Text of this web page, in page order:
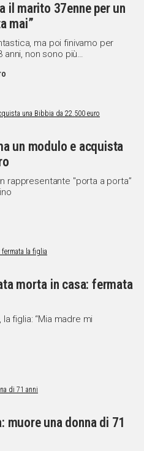
il marito 37enne per un
mai”
ma poi finivamo per
anni, non sono più
il proprio partner”
un modulo e acquista
rappresentante "porta a porta”
morta in casa: fermata
figlia: “Mia madre mi
muore una donna di 71